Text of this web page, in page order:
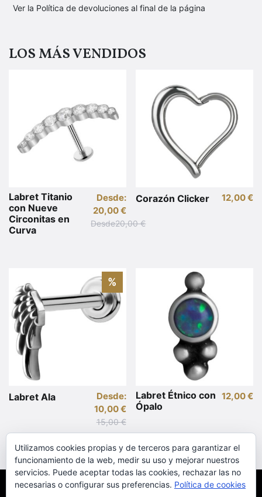
Ver la Política de devoluciones al final de la página
LOS MÁS VENDIDOS
Labret Titanio
con Nueve
Circonitas en
Curva
Desde20,00€
Desde:
20,00€
múltiples
variantes.
Las
opciones
pueden
elegir
la
producto
Corazón Clicker 12,00€
%
Labret Ala
15,00€
Desde:
10,00€
tiene
múltiples
variantes.
Las
Labret Étnico con
Ópalo
12,00€
tiene
múltiples
variantes.
Copyright © 2022 Irezumi
Utilizamos cookies propias y de terceros para garantizar el
funcionamiento de la web, medir su uso y mejorar nuestros
servicios. Puede aceptar todas las cookies, rechazar las no
necesarias o configurar sus preferencias. Política de cookies